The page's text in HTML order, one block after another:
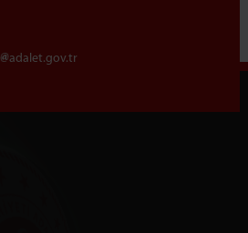
adalet.gov.tr